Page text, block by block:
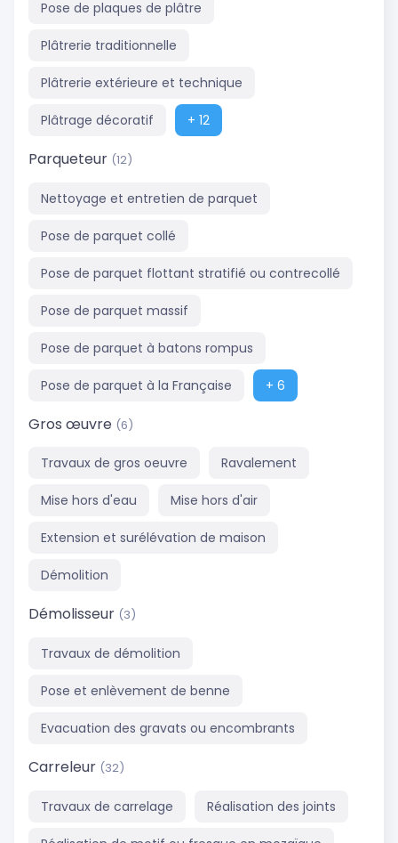
Pose de plaques de plâtre
Plâtrerie traditionnelle
Plâtrerie extérieure et technique
Plâtrage décoratif + 12
Parqueteur (12)
Nettoyage et entretien de parquet
Pose de parquet collé
Pose de parquet flottant stratifié ou contrecollé
Pose de parquet massif
Pose de parquet à batons rompus
Pose de parquet à la Française + 6
Gros œuvre (6)
Travaux de gros oeuvre Ravalement
Mise hors d'eau Mise hors d'air
Extension et surélévation de maison
Démolition
Démolisseur (3)
Travaux de démolition
Pose et enlèvement de benne
Evacuation des gravats ou encombrants
Carreleur (32)
Travaux de carrelage Réalisation des joints